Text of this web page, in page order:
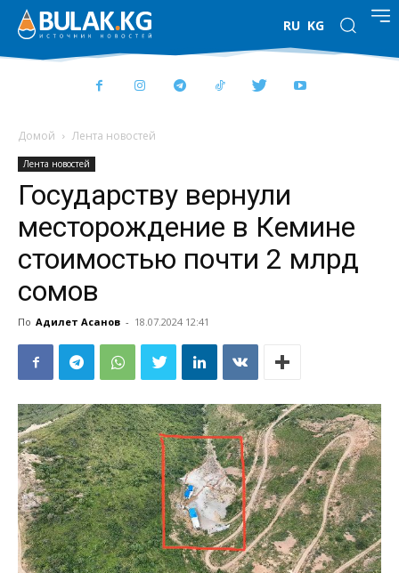
RU KG
Домой Лента новостей
Лента новостей
Государству вернули
месторождение в Кемине
стоимостью почти 2 млрд
сомов
По Адилет Асанов - 18.07.2024 12:41